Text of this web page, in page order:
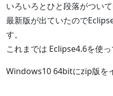
いろいろとひと段落がつい
最新版が出ていたので
す。
これまでは Eclipse4.6を使っ
Windows10 64bitにzip版を